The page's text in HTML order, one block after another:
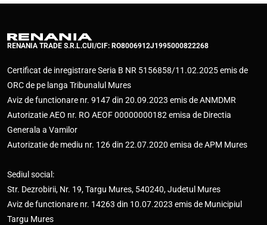
RENANIA TRADE S.R.L.CUI/CIF: RO8006912J1995000822268
Certificat de inregistrare Seria B NR 5156858/11.02.2025 emis de
ORC de pe langa Tribunalul Mures
Aviz de functionare nr. 9147 din 20.09.2023 emis de ANMDMR
Autorizatie AEO nr. RO AEOF 00000000182 emisa de Directia
Generala a Vamilor
Autorizatie de mediu nr. 126 din 22.07.2020 emisa de APM Mures
Sediul social:
Str. Dezrobirii, Nr. 19, Targu Mures, 540240, Judetul Mures
Aviz de functionare nr. 14263 din 10.07.2023 emis de Municipiul
Targu Mures